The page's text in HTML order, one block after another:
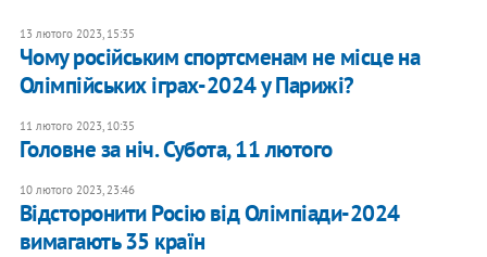
13 лютого 2023, 15:35
Чому російським спортсменам не місце на
Олімпійських іграх-2024 у Парижі?
11 лютого 2023, 10:35
Головне за ніч. Субота, 11 лютого
10 лютого 2023, 23:46
Відсторонити Росію від Олімпіади-2024
вимагають 35 країн